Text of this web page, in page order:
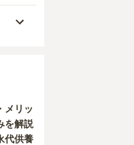
メリッ
を解説
代供養